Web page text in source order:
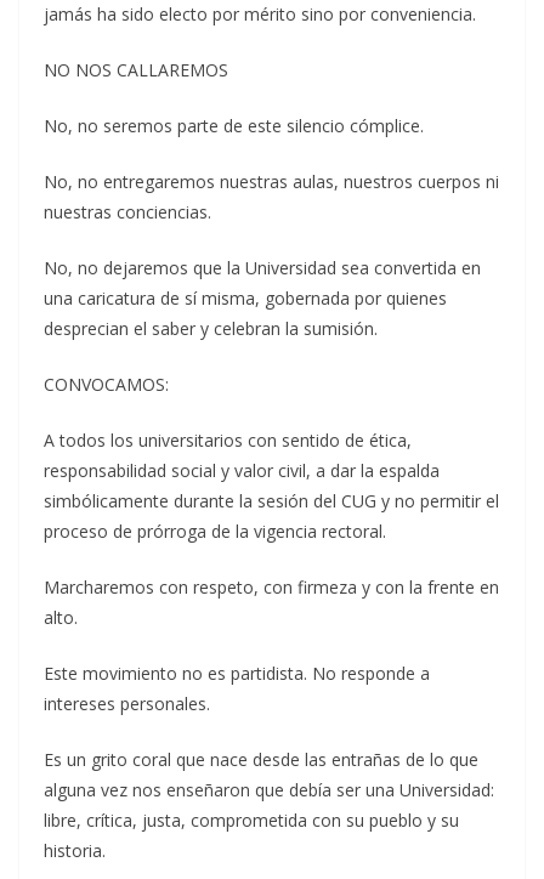
jamás ha sido electo por mérito sino por conveniencia.
NO NOS CALLAREMOS
No, no seremos parte de este silencio cómplice.
No, no entregaremos nuestras aulas, nuestros cuerpos ni
nuestras conciencias.
No, no dejaremos que la Universidad sea convertida en
una caricatura de sí misma, gobernada por quienes
desprecian el saber y celebran la sumisión.
CONVOCAMOS:
A todos los universitarios con sentido de ética,
responsabilidad social y valor civil, a dar la espalda
simbólicamente durante la sesión del CUG y no permitir el
proceso de prórroga de la vigencia rectoral.
Marcharemos con respeto, con firmeza y con la frente en
alto.
Este movimiento no es partidista. No responde a
intereses personales.
Es un grito coral que nace desde las entrañas de lo que
alguna vez nos enseñaron que debía ser una Universidad:
libre, crítica, justa, comprometida con su pueblo y su
historia.